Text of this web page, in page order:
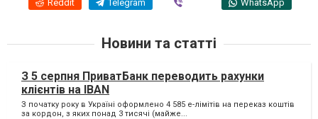
Reddit Telegram WhatsApp
Новини та статті
З 5 серпня ПриватБанк переводить рахунки
клієнтів на IBAN
З початку року в Україні оформлено 4 585 е-лімітів на переказ коштів
за кордон, з яких понад 3 тисячі (майже...